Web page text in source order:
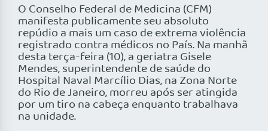
O Conselho Federal de Medicina (CFM)
manifesta publicamente seu absoluto
repúdio a mais um caso de extrema violência
registrado contra médicos no País. Na manhã
desta terça-feira (10), a geriatra Gisele
Mendes, superintendente de saúde do
Hospital Naval Marcílio Dias, na Zona Norte
do Rio de Janeiro, morreu após ser atingida
por um tiro na cabeça enquanto trabalhava
na unidade.